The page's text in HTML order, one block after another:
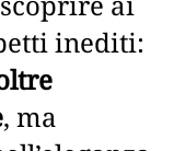
inediti:
, ma